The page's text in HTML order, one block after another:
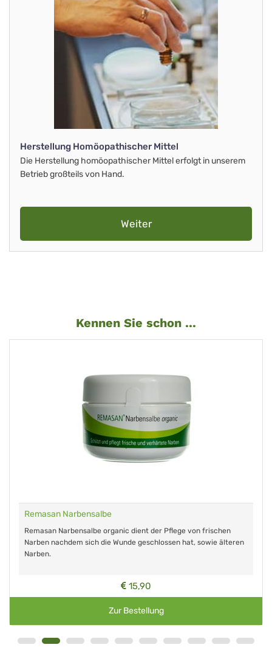
Herstellung Homöopathischer Mittel
Die Herstellung homöopathischer Mittel erfolgt in unserem
Betrieb großteils von Hand.
Weiter
Kennen Sie schon ...
Remasan Narbensalbe
Remasan Narbensalbe organic dient der Pflege von frischen
Narben nachdem sich die Wunde geschlossen hat, sowie älteren
Narben.
15,90
Zur Bestellung